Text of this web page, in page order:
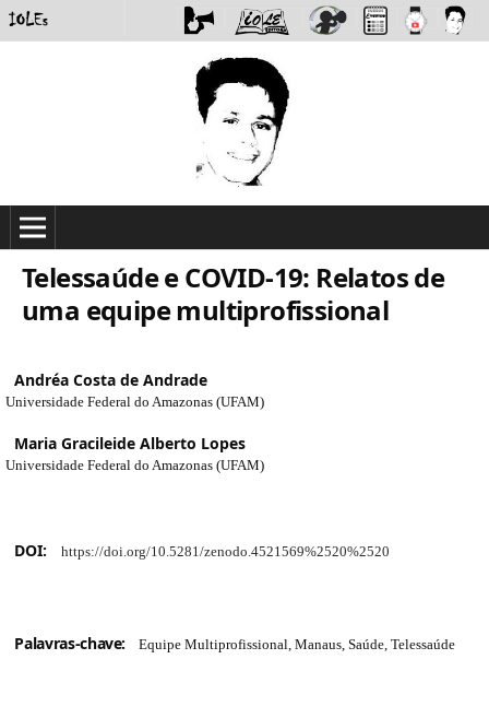
Telessaúde e COVID-19: Relatos de
uma equipe multiprofissional
Andréa Costa de Andrade
Universidade Federal do Amazonas (UFAM)
Maria Gracileide Alberto Lopes
Universidade Federal do Amazonas (UFAM)
DOI: https://doi.org/10.5281/zenodo.4521569%2520%2520
Palavras-chave: Equipe Multiprofissional, Manaus, Saúde, Telessaúde